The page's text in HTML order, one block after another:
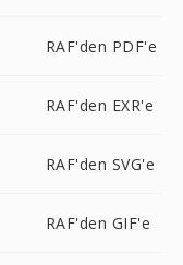
RAF'den PDF'e
RAF'den EXR'e
RAF'den SVG'e
RAF'den GIF'e